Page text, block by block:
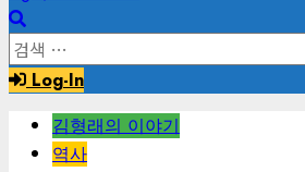
검
색:Log-In
김형래의 이야기
역사